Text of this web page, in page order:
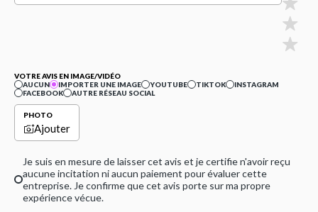
VOTRE AVIS EN IMAGE/VIDÉO
AUCUN
IMPORTER UNE IMAGE YOUTUBE TIKTOK
INSTAGRAM
FACEBOOK
AUTRE RÉSEAU SOCIAL
PHOTO
Ajouter
Je suis en mesure de laisser cet avis et je certifie n'avoir reçu
aucune incitation ni aucun paiement pour évaluer cette
entreprise. Je confirme que cet avis porte sur ma propre
expérience vécue.